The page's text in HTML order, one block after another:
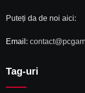
Puteți da de noi aici:
Email:
Tag-uri